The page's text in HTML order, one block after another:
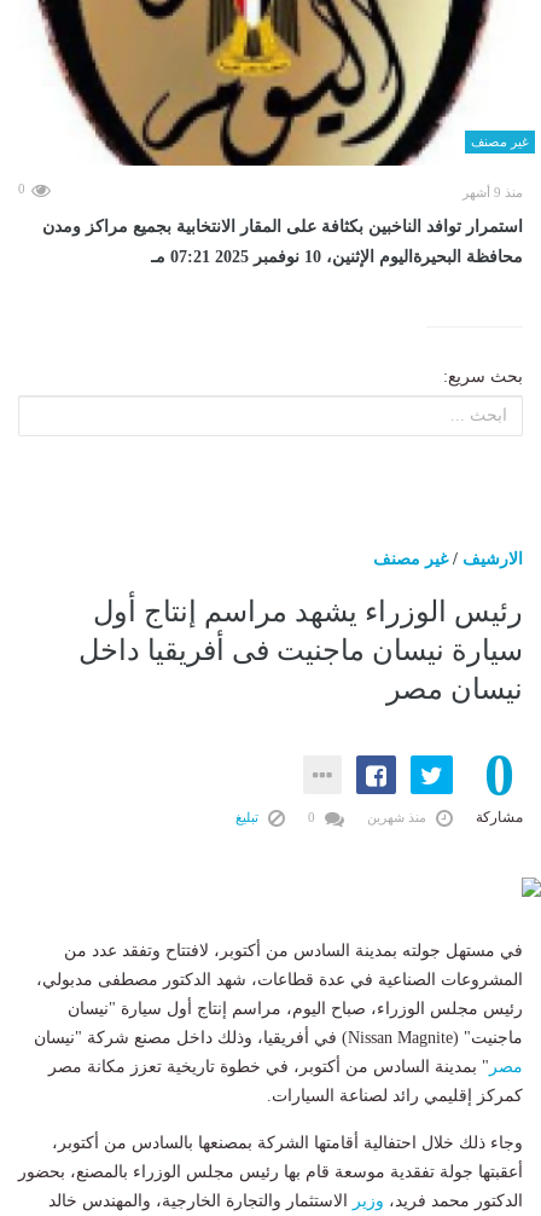
غير مصنف
منذ 9 أشهر 0
استمرار توافد الناخبين بكثافة على المقار الانتخابية بجميع مراكز ومدن
محافظة البحيرةاليوم الإثنين، 10 نوفمبر 2025 07:21 مـ
بحث سريع:
الارشيف /غير مصنف
رئيس الوزراء يشهد مراسم إنتاج أول
سيارة نيسان ماجنيت فى أفريقيا داخل
نيسان مصر
0
مشاركة منذ شهرين تبليغ
في مستهل جولته بمدينة السادس من أكتوبر، لافتتاح وتفقد عدد من
المشروعات الصناعية في عدة قطاعات، شهد الدكتور مصطفى مدبولي،
رئيس مجلس الوزراء، صباح اليوم، مراسم إنتاج أول سيارة "نيسان
ماجنيت" (Nissan Magnite) في أفريقيا، وذلك داخل مصنع شركة "نيسان
مصر " بمدينة السادس من أكتوبر، في خطوة تاريخية تعزز مكانة مصر
كمركز إقليمي رائد لصناعة السيارات.
وجاء ذلك خلال احتفالية أقامتها الشركة بمصنعها بالسادس من أكتوبر،
أعقبتها جولة تفقدية موسعة قام بها رئيس مجلس الوزراء بالمصنع، بحضور
الدكتور محمد فريد، وزير الاستثمار والتجارة الخارجية، والمهندس خالد